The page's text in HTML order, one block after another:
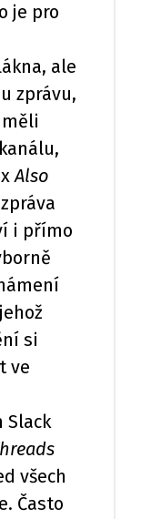
je pro
ale
zprávu,
Also
i přímo
si
ve
Slack
všech
Často